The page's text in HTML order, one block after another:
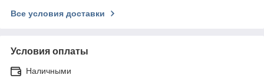
Все условия доставки
Условия оплаты
Наличными